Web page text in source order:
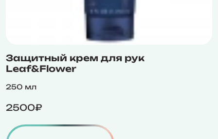
Защитный крем для рук
Leaf&Flower
250 мл
2500₽